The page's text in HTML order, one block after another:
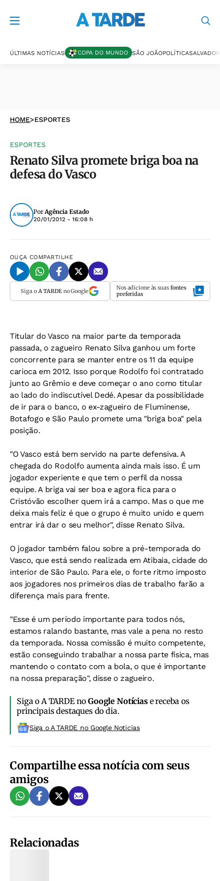
ÚLTIMAS NOTÍCIAS COPA DO MUNDO SÃO JOÃOPOLÍTICASALVADOR
HOME>ESPORTES
ESPORTES
Renato Silva promete briga boa na
defesa do Vasco
PorAgência Estado
20/01/2012 - 16:08 h
OUÇA COMPARTILHE
Siga o A TARDEno Google Nos adicione às suas fontes
preferidas
Titular do Vasco na maior parte da temporada
passada, o zagueiro Renato Silva ganhou um forte
concorrente para se manter entre os 11 da equipe
carioca em 2012. Isso porque Rodolfo foi contratado
junto ao Grêmio e deve começar o ano como titular
ao lado do indiscutível Dedé. Apesar da possibilidade
de ir para o banco, o ex-zagueiro de Fluminense,
Botafogo e São Paulo promete uma "briga boa" pela
posição.
"O Vasco está bem servido na parte defensiva. A
chegada do Rodolfo aumenta ainda mais isso. É um
jogador experiente e que tem o perfil da nossa
equipe. A briga vai ser boa e agora fica para o
Cristóvão escolher quem irá a campo. Mas o que me
deixa mais feliz é que o grupo é muito unido e quem
entrar irá dar o seu melhor", disse Renato Silva.
O jogador também falou sobre a pré-temporada do
Vasco, que está sendo realizada em Atibaia, cidade do
interior de São Paulo. Para ele, o forte ritmo imposto
aos jogadores nos primeiros dias de trabalho farão a
diferença mais para frente.
"Esse é um período importante para todos nós,
estamos ralando bastante, mas vale a pena no resto
da temporada. Nossa comissão é muito competente,
estão conseguindo trabalhar a nossa parte física, mas
mantendo o contato com a bola, o que é importante
na nossa preparação", disse o zagueiro.
Siga o A TARDE noGoogle Notíciase receba os
principais destaques do dia.
Siga o A TARDE no Google Noticias
Compartilhe essa notícia com seus
amigos
Relacionadas